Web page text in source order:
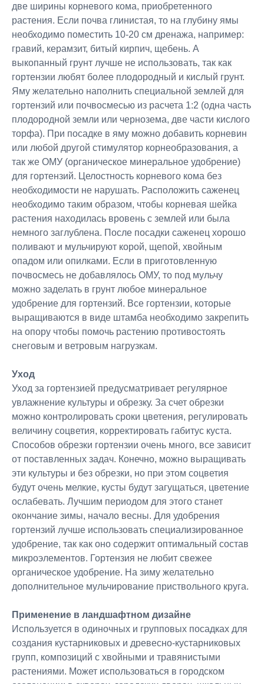
две ширины корневого кома, приобретенного
растения. Если почва глинистая, то на глубину ямы
необходимо поместить 10-20 см дренажа, например:
гравий, керамзит, битый кирпич, щебень. А
выкопанный грунт лучше не использовать, так как
гортензии любят более плодородный и кислый грунт.
Яму желательно наполнить специальной землей для
гортензий или почвосмесью из расчета 1:2 (одна часть
плодородной земли или чернозема, две части кислого
торфа). При посадке в яму можно добавить корневин
или любой другой стимулятор корнеобразования, а
так же ОМУ (органическое минеральное удобрение)
для гортензий. Целостность корневого кома без
необходимости не нарушать. Расположить саженец
необходимо таким образом, чтобы корневая шейка
растения находилась вровень с землей или была
немного заглублена. После посадки саженец хорошо
поливают и мульчируют корой, щепой, хвойным
опадом или опилками. Если в приготовленную
почвосмесь не добавлялось ОМУ, то под мульчу
можно заделать в грунт любое минеральное
удобрение для гортензий. Все гортензии, которые
выращиваются в виде штамба необходимо закрепить
на опору чтобы помочь растению противостоять
снеговым и ветровым нагрузкам.
Уход
Уход за гортензией предусматривает регулярное
увлажнение культуры и обрезку. За счет обрезки
можно контролировать сроки цветения, регулировать
величину соцветия, корректировать габитус куста.
Способов обрезки гортензии очень много, все зависит
от поставленных задач. Конечно, можно выращивать
эти культуры и без обрезки, но при этом соцветия
будут очень мелкие, кусты будут загущаться, цветение
ослабевать. Лучшим периодом для этого станет
окончание зимы, начало весны. Для удобрения
гортензий лучше использовать специализированное
удобрение, так как оно содержит оптимальный состав
микроэлементов. Гортензия не любит свежее
органическое удобрение. На зиму желательно
дополнительное мульчирование приствольного круга.
Применение в ландшафтном дизайне
Используется в одиночных и групповых посадках для
создания кустарниковых и древесно-кустарниковых
групп, композиций с хвойными и травянистыми
растениями. Может использоваться в городском